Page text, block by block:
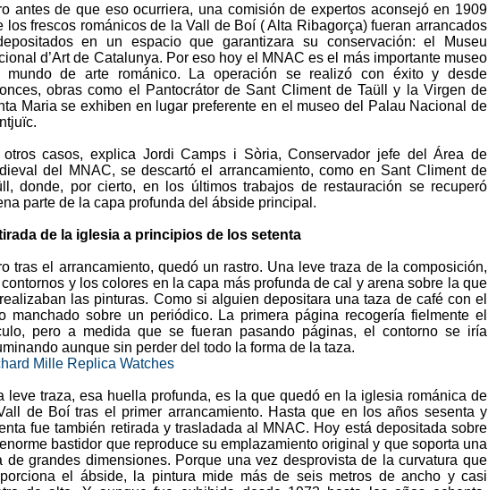
antes de que eso ocurriera, una comisión de expertos aconsejó en 1909
los frescos románicos de la Vall de Boí ( Alta Ribagorça) fueran arrancados
en un espacio que garantizara su conservación: el Museu
d’Art de Catalunya. Por eso hoy el MNAC es el más importante museo
mundo de arte románico. La operación se realizó con éxito y desde
obras como el Pantocrátor de Sant Climent de Taüll y la Virgen de
Maria se exhiben en lugar preferente en el museo del Palau Nacional de
otros casos, explica Jordi Camps i Sòria, Conservador jefe del Área de
del MNAC, se descartó el arrancamiento, como en Sant Climent de
donde, por cierto, en los últimos trabajos de restauración se recuperó
parte de la capa profunda del ábside principal.
de la iglesia a principios de los setenta
tras el arrancamiento, quedó un rastro. Una leve traza de la composición,
contornos y los colores en la capa más profunda de cal y arena sobre la que
las pinturas. Como si alguien depositara una taza de café con el
manchado sobre un periódico. La primera página recogería fielmente el
pero a medida que se fueran pasando páginas, el contorno se iría
aunque sin perder del todo la forma de la taza.
Mille Replica Watches
leve traza, esa huella profunda, es la que quedó en la iglesia románica de
de Boí tras el primer arrancamiento. Hasta que en los años sesenta y
fue también retirada y trasladada al MNAC. Hoy está depositada sobre
bastidor que reproduce su emplazamiento original y que soporta una
de grandes dimensiones. Porque una vez desprovista de la curvatura que
el ábside, la pintura mide más de seis metros de ancho y casi